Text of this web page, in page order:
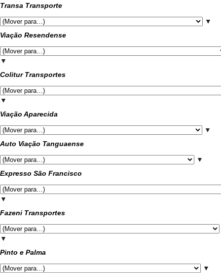
Transa Transporte
▼
Viação Resendense
▼
Colitur Transportes
▼
Viação Aparecida
▼
Auto Viação Tanguaense
▼
Expresso São Francisco
▼
Fazeni Transportes
▼
Pinto e Palma
▼